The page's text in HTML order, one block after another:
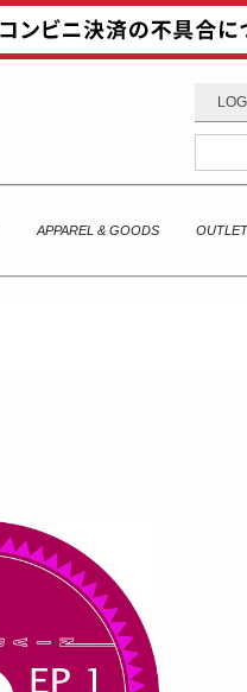
APPAREL & GOODS